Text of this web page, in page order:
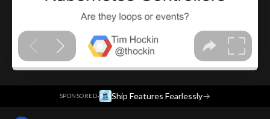
SPONSORED· Ship Features Fearlessly→